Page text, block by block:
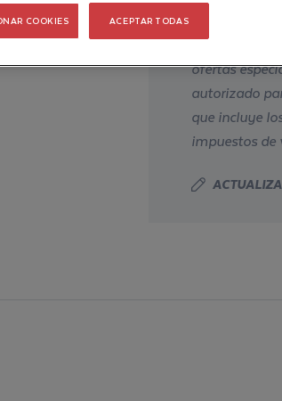
y
motor(es),
posibles
ofertas
autorizado
que incluye
impuestos
COOKIES ACEPTAR TODAS